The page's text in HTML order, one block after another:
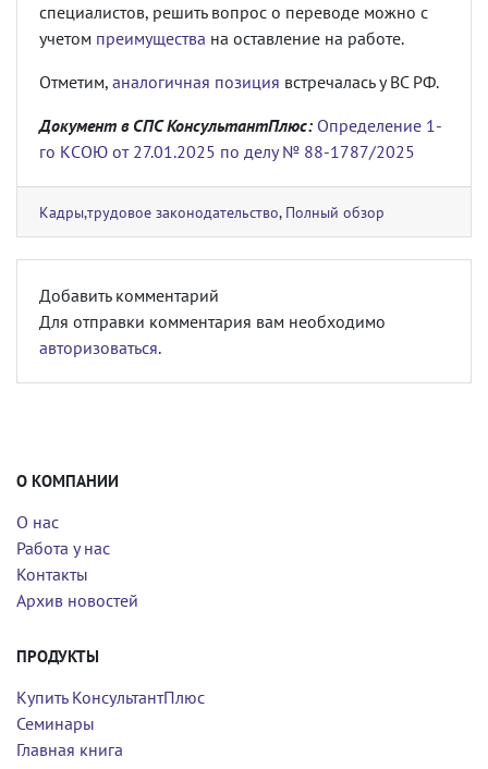
специалистов, решить вопрос о переводе можно с
учетом преимущества на оставление на работе.
Отметим, аналогичная позиция встречалась у ВС РФ.
Документ в СПС КонсультантПлюс: Определение 1-
го КСОЮ от 27.01.2025 по делу № 88-1787/2025
Кадры,трудовое законодательство, Полный обзор
Добавить комментарий
Для отправки комментария вам необходимо
авторизоваться.
О КОМПАНИИ
О нас
Работа у нас
Контакты
Архив новостей
ПРОДУКТЫ
Купить КонсультантПлюс
Семинары
Главная книга